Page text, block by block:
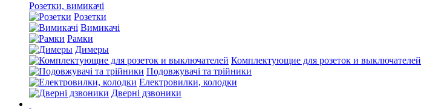
Розетки, вимикачі
Розетки
Вимикачі
Рамки
Димеры
Комплектующие для розеток и выключателей
Подовжувачі та трійники
Електровилки, колодки
Дверні дзвоники